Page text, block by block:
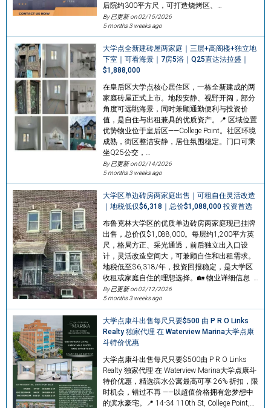
后院约300平方尺，可打造烧烤区、…
By 已更新 on02/15/2026
5 months 3 weeks ago
大学点全新建砖屋两家庭｜三层+高阁楼+独立地
下室｜可看海景｜7房5浴｜Q25直达法拉盛｜
$1,888,000
在皇后区大学点核心居住区，一栋全新建成的两
家庭砖屋正式上市。地段安静、视野开阔，部分
角度可远眺海景，同时兼顾通勤便利与投资价
值，是自住与出租兼具的优质资产。📍 区域位置
优势物业位于皇后区——College Point。社区环境
成熟，街区整洁安静，居住氛围稳定。门口可乘
坐Q25公交，…
By 已更新 on02/14/2026
5 months 3 weeks ago
大学区单边砖房两家庭出售｜可租自住灵活改造
｜地税低仅$6,318｜总价$1,088,000 投资首选
布鲁克林大学区的优质单边砖房两家庭现已挂牌
出售，总价仅$1,088,000。每层约1,200平方英
尺，格局方正、采光通透，前后独立出入口设
计，灵活改造空间大，可兼顾自住和出租需求。
地税低至$6,318/年，投资回报稳定，是大学区
收租或家庭自住的理想选择。🏡 物业详细信息 …
By 已更新 on02/12/2026
5 months 3 weeks ago
大学点康斗出售每尺只要$500 由 P R O Links
Realty 独家代理 在 Waterview Marina大学点康
斗特价优惠
大学点康斗出售每尺只要$500由 P R O Links
Realty 独家代理 在 Waterview Marina大学点康斗
特价优惠，精选滨水公寓最高可享 26% 折扣，限
时机会，错过不再 ——以超值价格拥有您梦想中
的滨水豪宅。📍 14-34 110th St, College Point,…